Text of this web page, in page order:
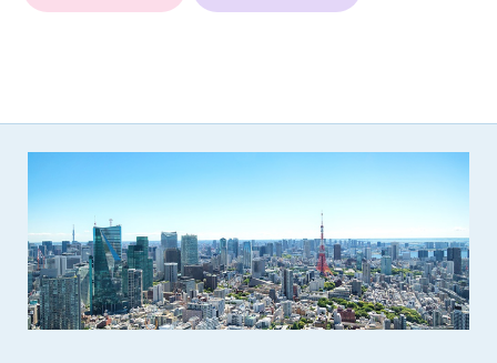
(2) 第三者または管理者の財産、プライバシー等を侵害する行
(8) 犯罪的行為に結びつく行為
(9) その他、法律に反する行為
(10) 建設資料館から知り得た情報及びダウンロードした情報
を、営利を目的として第三者に転売し、または転売のため
に第三者に提供すること